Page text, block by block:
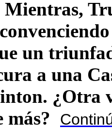
Mientras,
un
a una
¿Otra
más?